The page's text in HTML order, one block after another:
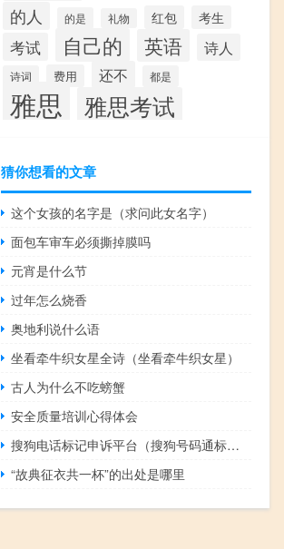
的人 的是 礼物 红包 考生
考试 自己的 英语 诗人
诗词 费用 还不 都是
雅思 雅思考试
猜你想看的文章
这个女孩的名字是（求问此女名字）
面包车审车必须撕掉膜吗
元宵是什么节
过年怎么烧香
奥地利说什么语
坐看牵牛织女星全诗（坐看牵牛织女星）
古人为什么不吃螃蟹
安全质量培训心得体会
搜狗电话标记申诉平台（搜狗号码通标记申诉）
“故典征衣共一杯”的出处是哪里